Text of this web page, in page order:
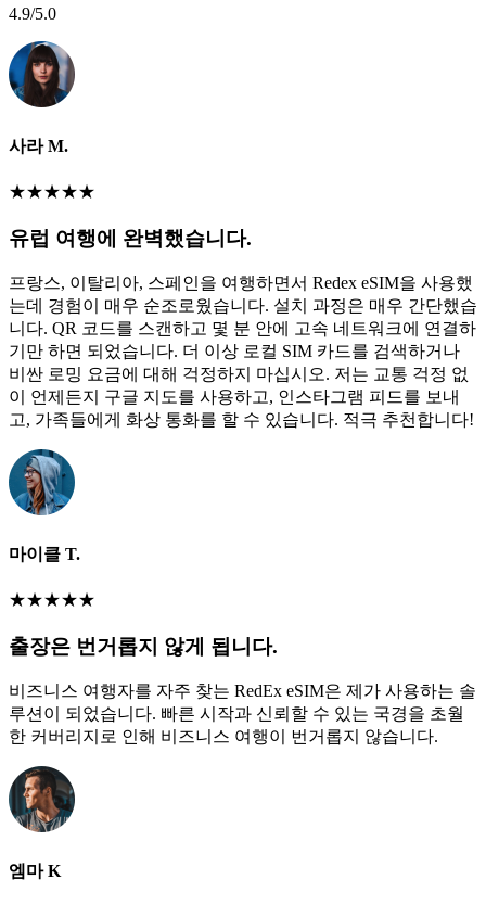
4.9/5.0
사라 M.
★★★★★
유럽 여행에 완벽했습니다.
프랑스, 이탈리아, 스페인을 여행하면서 Redex eSIM을 사용했
는데 경험이 매우 순조로웠습니다. 설치 과정은 매우 간단했습
니다. QR 코드를 스캔하고 몇 분 안에 고속 네트워크에 연결하
기만 하면 되었습니다. 더 이상 로컬 SIM 카드를 검색하거나
비싼 로밍 요금에 대해 걱정하지 마십시오. 저는 교통 걱정 없
이 언제든지 구글 지도를 사용하고, 인스타그램 피드를 보내
고, 가족들에게 화상 통화를 할 수 있습니다. 적극 추천합니다!
마이클 T.
★★★★★
출장은 번거롭지 않게 됩니다.
비즈니스 여행자를 자주 찾는 RedEx eSIM은 제가 사용하는 솔
루션이 되었습니다. 빠른 시작과 신뢰할 수 있는 국경을 초월
한 커버리지로 인해 비즈니스 여행이 번거롭지 않습니다.
엠마 K